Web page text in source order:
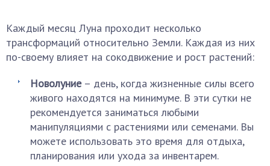
Каждый месяц Луна проходит несколько
трансформаций относительно Земли. Каждая из них
по-своему влияет на сокодвижение и рост растений:
Новолуние– день, когда жизненные силы всего
живого находятся на минимуме. В эти сутки не
рекомендуется заниматься любыми
манипуляциями с растениями или семенами. Вы
можете использовать это время для отдыха,
планирования или ухода за инвентарем.